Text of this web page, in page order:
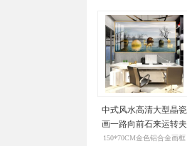
中式风水高清大型晶瓷
画一路向前石来运转夫
妻恩爱新中式装饰画
150*70CM金色铝合金画框